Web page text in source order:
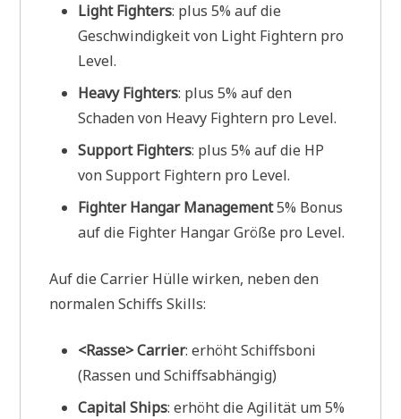
Light Fighters: plus 5% auf die
Geschwindigkeit von Light Fightern pro
Level.
Heavy Fighters: plus 5% auf den
Schaden von Heavy Fightern pro Level.
Support Fighters: plus 5% auf die HP
von Support Fightern pro Level.
Fighter Hangar Management5% Bonus
auf die Fighter Hangar Größe pro Level.
Auf die Carrier Hülle wirken, neben den
normalen Schiffs Skills:
<Rasse> Carrier: erhöht Schiffsboni
(Rassen und Schiffsabhängig)
Capital Ships: erhöht die Agilität um 5%